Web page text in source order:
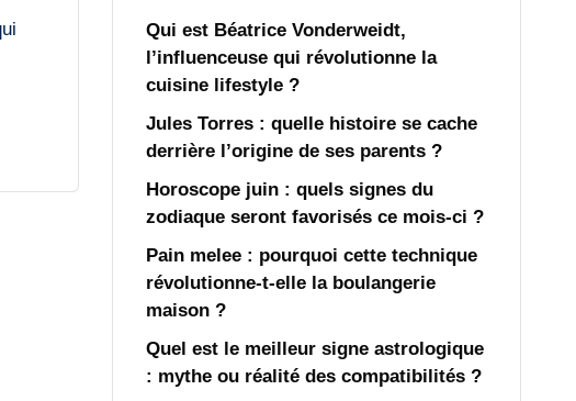
Qui est Béatrice Vonderweidt,
l’influenceuse qui révolutionne la
cuisine lifestyle ?
Jules Torres : quelle histoire se cache
derrière l’origine de ses parents ?
Horoscope juin : quels signes du
zodiaque seront favorisés ce mois-ci ?
Pain melee : pourquoi cette technique
révolutionne-t-elle la boulangerie
maison ?
Quel est le meilleur signe astrologique
: mythe ou réalité des compatibilités ?